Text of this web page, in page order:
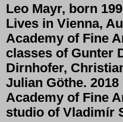
Leo Mayr, born
Lives in Vienna,
Academy of Fine
classes of Gunter
Dirnhofer,
Julian Göthe.
Academy of Fine
studio of Vladimír